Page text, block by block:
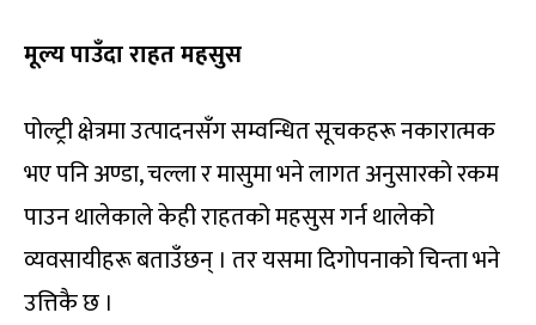
मूल्य पाउँदा राहत महसुस
पोल्ट्री क्षेत्रमा उत्पादनसँग सम्वन्धित सूचकहरू नकारात्मक
भए पनि अण्डा, चल्ला र मासुमा भने लागत अनुसारको रकम
पाउन थालेकाले केही राहतको महसुस गर्न थालेको
व्यवसायीहरू बताउँछन् । तर यसमा दिगोपनाको चिन्ता भने
उत्तिकै छ ।